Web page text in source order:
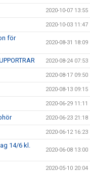
2020-10-07 13:55
2020-10-03 11:47
för
2020-08-31 18:09
2020-08-24 07:53
2020-08-17 09:50
2020-08-13 09:15
2020-06-29 11:11
2020-06-23 21:18
2020-06-12 16:23
14/6 kl.
2020-06-08 13:00
2020-05-10 20:04